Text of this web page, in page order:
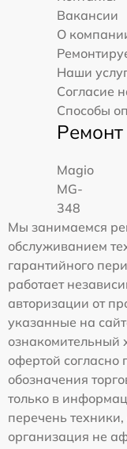
Вакансии
О
Наши
Согласие
Способы
Ремонт
Magio
MG-
348
Мы занимаемся
обслуживанием
гарантийного
работает
авторизации от
указанные на
ознакомительный
офертой согласно
обозначения
только в
перечень
организация не